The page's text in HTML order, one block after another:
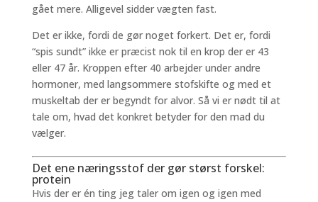
gået mere. Alligevel sidder vægten fast.
Det er ikke, fordi de gør noget forkert. Det er, fordi
“spis sundt” ikke er præcist nok til en krop der er 43
eller 47 år. Kroppen efter 40 arbejder under andre
hormoner, med langsommere stofskifte og med et
muskeltab der er begyndt for alvor. Så vi er nødt til at
tale om, hvad det konkret betyder for den mad du
vælger.
Det ene næringsstof der gør størst forskel:
protein
Hvis der er én ting jeg taler om igen og igen med